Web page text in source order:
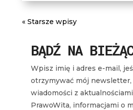
« Starsze wpisy
BĄDŹ NA
Wpisz imię i adres e-mail,
otrzymywać mój newsletter,
wiadomości z
PrawoWita, informacjami o